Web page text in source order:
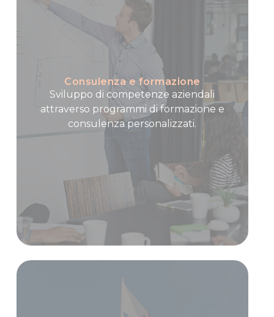
Consulenza e formazione
Sviluppo di competenze aziendali
attraverso programmi di formazione e
consulenza personalizzati.